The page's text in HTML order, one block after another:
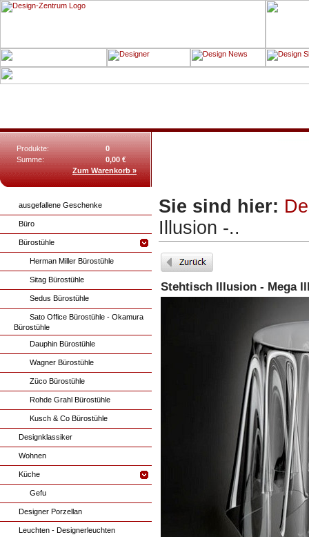
Produkte:
0
Summe:
0,00 €
Zum Warenkorb »
ausgefallene Geschenke
Büro
Bürostühle
Herman Miller Bürostühle
Sitag Bürostühle
Sedus Bürostühle
Sato Office Bürostühle - Okamura
Bürostühle
Dauphin Bürostühle
Wagner Bürostühle
Züco Bürostühle
Rohde Grahl Bürostühle
Kusch & Co Bürostühle
Designklassiker
Wohnen
Küche
Gefu
Designer Porzellan
Leuchten - Designerleuchten
Sie sind hier:
Illusion -..
Stehtisch Illusion - Mega